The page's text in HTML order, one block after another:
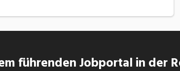
führenden Jobportal in der